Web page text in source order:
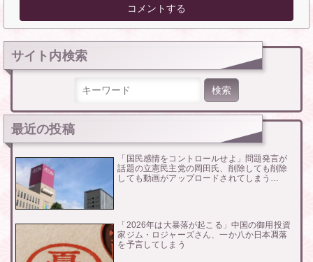
サイト内検索
最近の投稿
「国民感情をコントロールせよ」問題発言が
話題の立憲民主党の岡田氏、削除しても削除
しても動画がアップロードされてしまう…
「2026年は大暴落が起こる」中国の御用投資
家ジム・ロジャーズさん、一か八か日本凋落
を予言してしまう